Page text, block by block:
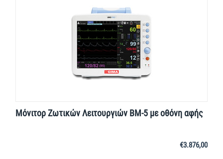
Μόνιτορ Ζωτικών Λειτουργιών BM-5 με οθόνη αφής
€3.876,00